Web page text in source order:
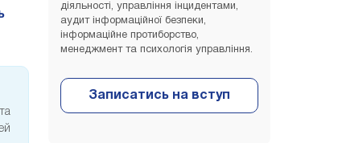
діяльності, управління інцидентами,
аудит інформаційної безпеки,
інформаційне протиборство,
менеджмент та психологія управління.